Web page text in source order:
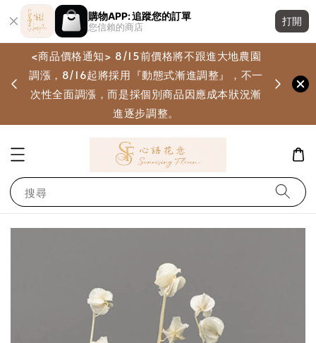
購物APP: 追蹤您的訂單
您信賴的商店
打開
<商品價格通知> 8/15前價格將不跟進大地農園
調漲，8/16起將採用『動態式漸進調整』，不一
次性全面調漲，而是採個別商品因應成本狀況漸
進逐步調整。
搜尋